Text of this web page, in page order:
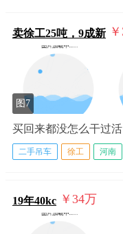
卖徐工25吨，9成新
图7
买回来都没怎么干过活
二手吊车 徐工 河南
19年40kc ￥34万